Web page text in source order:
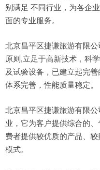
别满足 不同行业，为各企
面的专业服务。
北京昌平区捷谦旅游有限
原则,立足于高新技术，科
及试验设备，已建立起完
体系完善，性能质量稳定。
北京昌平区捷谦旅游有限
业，它为客户提供综合的
费者提供较优质的产品、
模式。